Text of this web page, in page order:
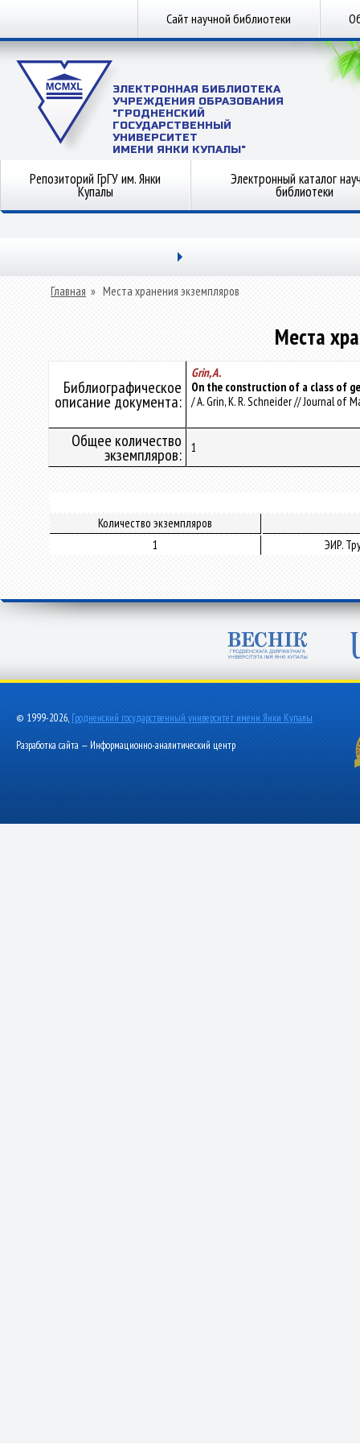
Сайт научной библиотеки
ЭЛЕКТРОННАЯ БИБЛИОТЕКА
УЧРЕЖДЕНИЯ ОБРАЗОВАНИЯ
"ГРОДНЕНСКИЙ
ГОСУДАРСТВЕННЫЙ
УНИВЕРСИТЕТ
ИМЕНИ ЯНКИ КУПАЛЫ"
Репозиторий ГрГУ им. Янки
Купалы
Электронный каталог
библиотеки
Главная » Места хранения экземпляров
Места
Библиографическое
описание документа:
Grin, A.
On the construction of a class of
/ A. Grin, K. R. Schneider // Journal of
Общее количество
экземпляров: 1
Количество экземпляров
1
ЭИР.
© 1999-2026, Гродненский государственный университет имени Янки Купалы
Разработка сайта — Информационно-аналитический центр